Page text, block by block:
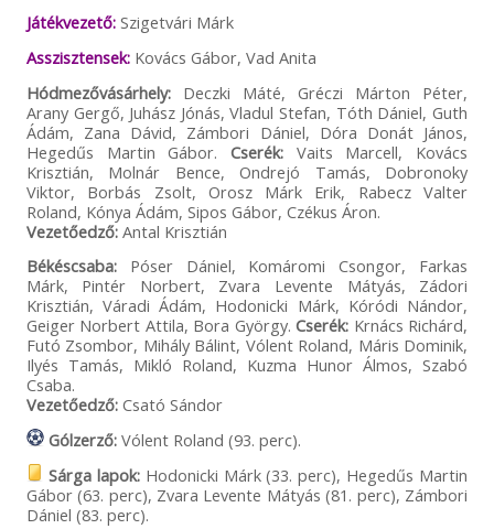
Játékvezető:Szigetvári Márk
Asszisztensek:Kovács Gábor, Vad Anita
Hódmezővásárhely:Deczki Máté, Gréczi Márton Péter,
Arany Gergő, Juhász Jónás, Vladul Stefan, Tóth Dániel, Guth
Ádám, Zana Dávid, Zámbori Dániel, Dóra Donát János,
Hegedűs Martin Gábor. Cserék: Vaits Marcell, Kovács
Krisztián, Molnár Bence, Ondrejó Tamás, Dobronoky
Viktor, Borbás Zsolt, Orosz Márk Erik, Rabecz Valter
Roland, Kónya Ádám, Sipos Gábor, Czékus Áron.
Vezetőedző:Antal Krisztián
Békéscsaba:Póser Dániel, Komáromi Csongor, Farkas
Márk, Pintér Norbert, Zvara Levente Mátyás, Zádori
Krisztián, Váradi Ádám, Hodonicki Márk, Kóródi Nándor,
Geiger Norbert Attila, Bora György.Cserék: Krnács Richárd,
Futó Zsombor, Mihály Bálint, Vólent Roland, Máris Dominik,
Ilyés Tamás, Mikló Roland, Kuzma Hunor Álmos, Szabó
Csaba.
Vezetőedző:Csató Sándor
Gólzerző:Vólent Roland (93. perc).
Sárga lapok:Hodonicki Márk (33. perc), Hegedűs Martin
Gábor (63. perc), Zvara Levente Mátyás (81. perc), Zámbori
Dániel (83. perc).